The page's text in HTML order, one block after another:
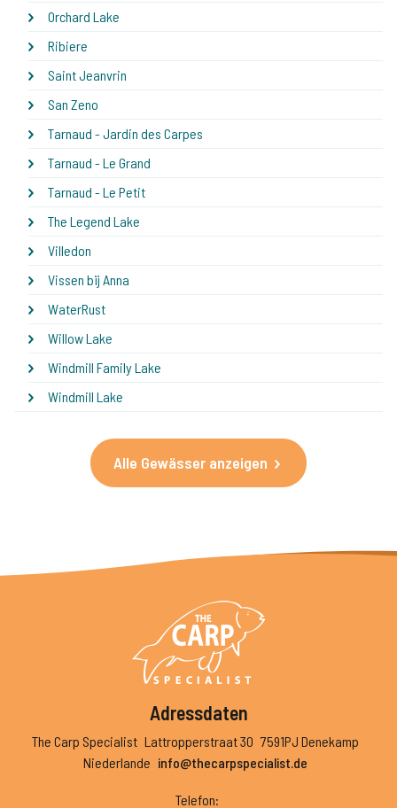
Orchard Lake
Ribiere
Saint Jeanvrin
San Zeno
Tarnaud - Jardin des Carpes
Tarnaud - Le Grand
Tarnaud - Le Petit
The Legend Lake
Villedon
Vissen bij Anna
WaterRust
Willow Lake
Windmill Family Lake
Windmill Lake
Alle Gewässer anzeigen
Adressdaten
The Carp Specialist Lattropperstraat 30 7591PJ Denekamp
Niederlande info@thecarpspecialist.de
Telefon: